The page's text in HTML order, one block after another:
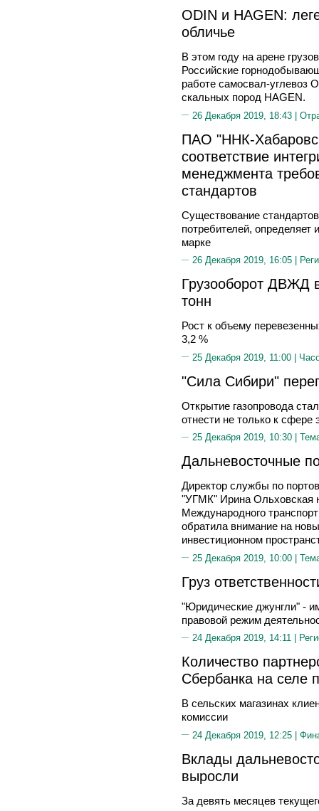
ODIN и HAGEN:
обличье
В этом году на арене
Российские
работе самосвал-углевоз
скальных пород HAGEN.
26 Декабря 2019, 18:43 |
ПАО "ННК-
соответствие
менеджмента
стандартов
Существование
потребителей, определяет
марке
26 Декабря 2019, 16:05 |
Грузооборот ДВЖД
тонн
Рост к объему
3,2 %
25 Декабря 2019, 11:00 |
"Сила Сибири"
Открытие газопровода
отнести не только к сфере
25 Декабря 2019, 10:30 |
Дальневосточные
Директор службы по
"УГМК" Ирина Ольховская
Международного
обратила внимание на
инвестиционном
25 Декабря 2019, 10:00 |
Груз
"Юридические джунгли" -
правовой режим
24 Декабря 2019, 14:11 |
Количество
Сбербанка на селе
В сельских магазинах
комиссии
24 Декабря 2019, 12:25 |
Вклады
выросли
За девять месяцев